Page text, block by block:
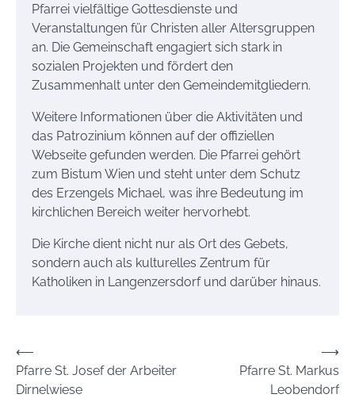
Pfarrei vielfältige Gottesdienste und
Veranstaltungen für Christen aller Altersgruppen
an. Die Gemeinschaft engagiert sich stark in
sozialen Projekten und fördert den
Zusammenhalt unter den Gemeindemitgliedern.
Weitere Informationen über die Aktivitäten und
das Patrozinium können auf der offiziellen
Webseite gefunden werden. Die Pfarrei gehört
zum Bistum Wien und steht unter dem Schutz
des Erzengels Michael, was ihre Bedeutung im
kirchlichen Bereich weiter hervorhebt.
Die Kirche dient nicht nur als Ort des Gebets,
sondern auch als kulturelles Zentrum für
Katholiken in Langenzersdorf und darüber hinaus.
Beitrags-
Navigation
⟵
Pfarre St. Josef der Arbeiter
Dirnelwiese
Pfarre St. Markus
Leobendorf
⟶